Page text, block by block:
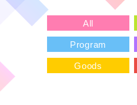
All
Program
Goods